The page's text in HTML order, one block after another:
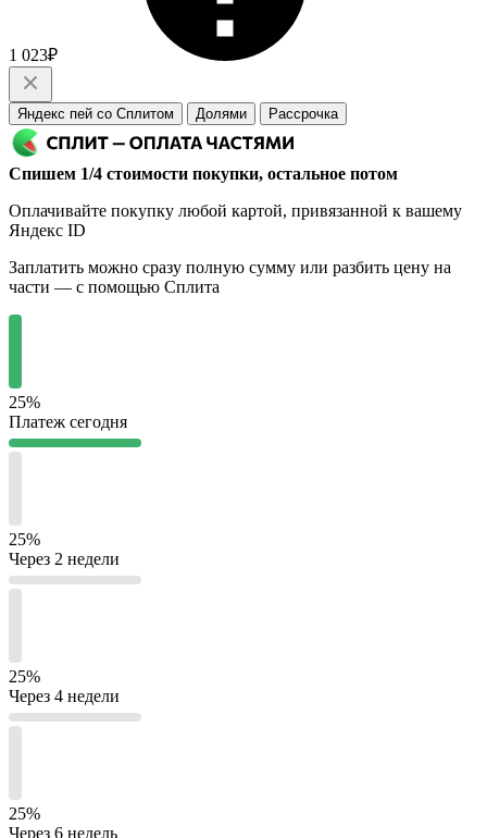
1 023₽
Яндекс пей со Сплитом Долями Рассрочка
Спишем 1/4 стоимости покупки, остальное потом
Оплачивайте покупку любой картой, привязанной к вашему
Яндекс ID
Заплатить можно сразу полную сумму или разбить цену на
части — с помощью Сплита
25%
Платеж сегодня
25%
Через 2 недели
25%
Через 4 недели
25%
Через 6 недель